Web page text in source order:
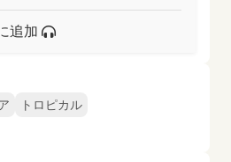
追加
トロピカル